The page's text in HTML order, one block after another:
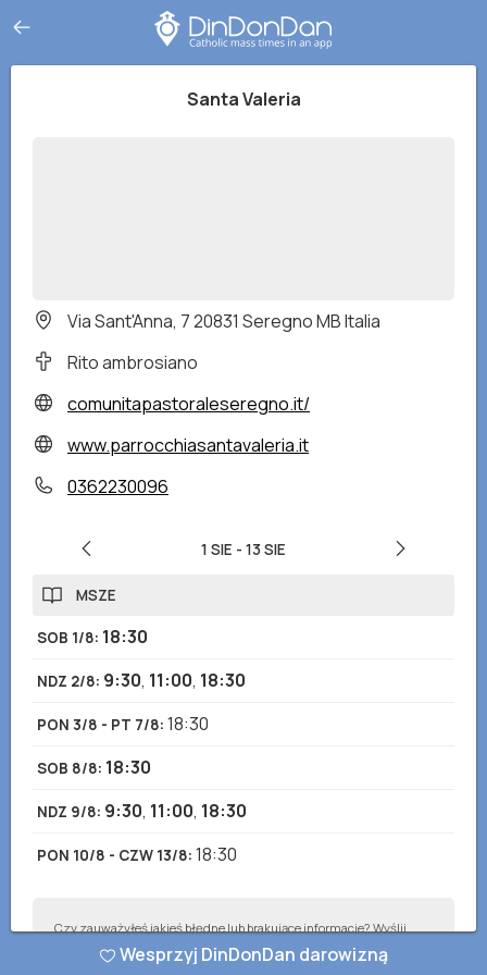
Santa Valeria
Via Sant'Anna, 7 20831 Seregno MB Italia
Rito ambrosiano
comunitapastoraleseregno.it/
www.parrocchiasantavaleria.it
0362230096
1 SIE - 13 SIE
MSZE
SOB 1/8: 18:30
NDZ 2/8: 9:30, 11:00, 18:30
PON 3/8 - PT 7/8: 18:30
SOB 8/8: 18:30
NDZ 9/8: 9:30, 11:00, 18:30
PON 10/8 - CZW 13/8: 18:30
Czy zauważyłeś jakieś błędne lub brakujące informacje? Wyślij
nam raport, a postaramy się je jak najszybciej poprawić!
Wesprzyj DinDonDan darowizną